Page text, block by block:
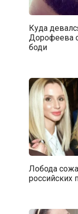
Куда
Дорофеева
боди
Лобода
российских